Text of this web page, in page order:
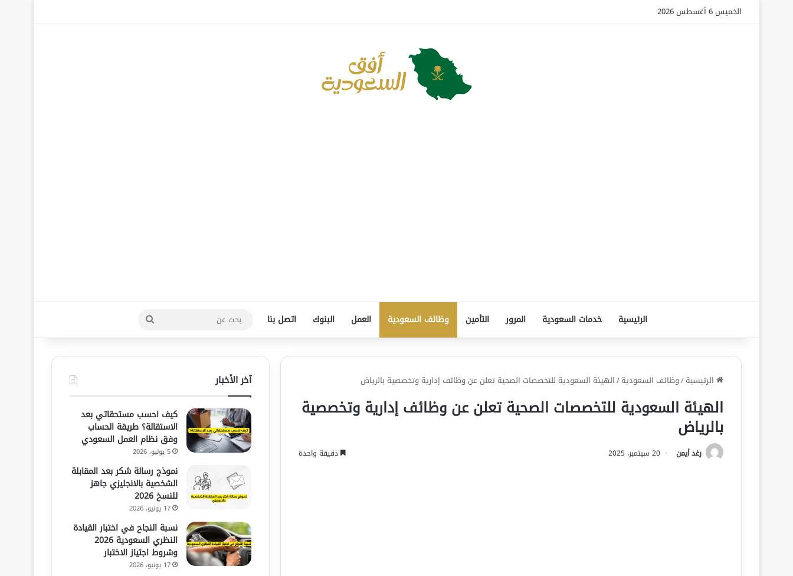
الخميس 6 أغسطس 2026
الرئيسية خدمات السعودية المرور التأمين وظائف السعودية العمل البنوك اتصل بنا
بحث
عن
الرئيسية/وظائف السعودية/الهيئة السعودية للتخصصات الصحية تعلن عن وظائف إدارية وتخصصية بالرياض
الهيئة السعودية للتخصصات الصحية تعلن عن وظائف إدارية وتخصصية
بالرياض
رغد أيمن 20 سبتمبر، 2025 دقيقة واحدة
آخر الأخبار
كيف احسب مستحقاتي بعد
الاستقالة؟ طريقة الحساب
وفق نظام العمل السعودي
5 يوليو، 2026
نموذج رسالة شكر بعد المقابلة
الشخصية بالانجليزي جاهز
للنسخ 2026
17 يونيو، 2026
نسبة النجاح في اختبار القيادة
النظري السعودية 2026
وشروط اجتياز الاختبار
17 يونيو، 2026